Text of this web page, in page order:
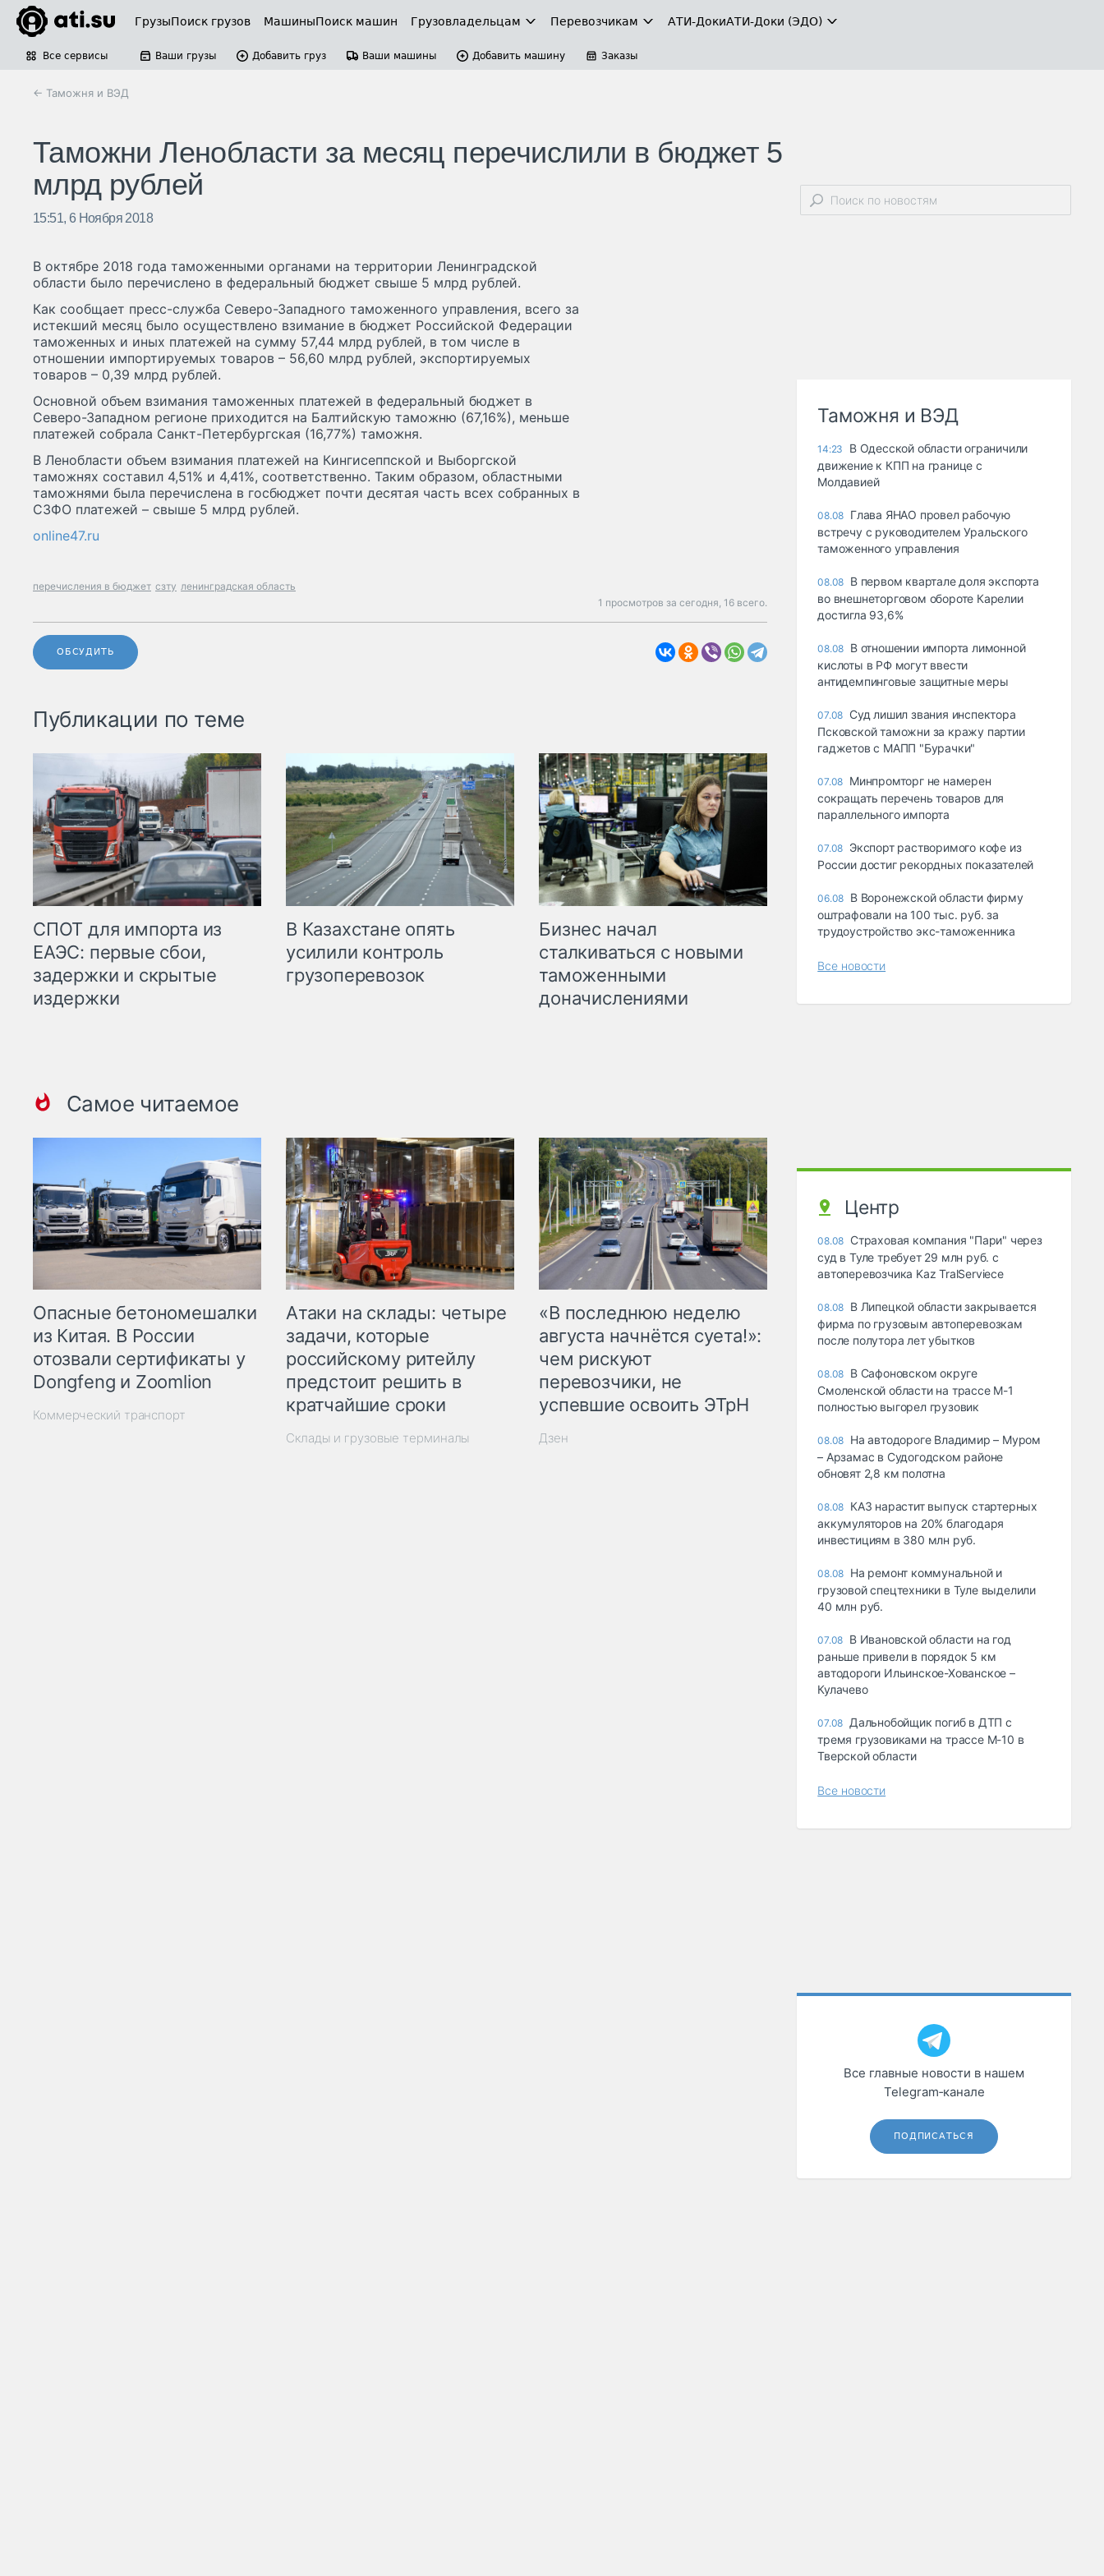
ГрузыПоиск грузов МашиныПоиск машин Грузовладельцам Перевозчикам АТИ-ДокиАТИ-Доки (ЭДО)
Все сервисы Ваши грузы Добавить груз Ваши машины Добавить машину Заказы
← Таможня и ВЭД
Таможни Ленобласти за месяц перечислили в бюджет 5
млрд рублей
15:51, 6 Ноября 2018
В октябре 2018 года таможенными органами на территории Ленинградской
области было перечислено в федеральный бюджет свыше 5 млрд рублей.
Как сообщает пресс-служба Северо-Западного таможенного управления, всего за
истекший месяц было осуществлено взимание в бюджет Российской Федерации
таможенных и иных платежей на сумму 57,44 млрд рублей, в том числе в
отношении импортируемых товаров – 56,60 млрд рублей, экспортируемых
товаров – 0,39 млрд рублей.
Основной объем взимания таможенных платежей в федеральный бюджет в
Северо-Западном регионе приходится на Балтийскую таможню (67,16%), меньше
платежей собрала Санкт-Петербургская (16,77%) таможня.
В Ленобласти объем взимания платежей на Кингисеппской и Выборгской
таможнях составил 4,51% и 4,41%, соответственно. Таким образом, областными
таможнями была перечислена в госбюджет почти десятая часть всех собранных в
СЗФО платежей – свыше 5 млрд рублей.
online47.ru
перечисления в бюджет сзту ленинградская область
1 просмотров за сегодня, 16 всего.
ОБСУДИТЬ
Публикации по теме
СПОТ для импорта из
ЕАЭС: первые сбои,
задержки и скрытые
издержки
В Казахстане опять
усилили контроль
грузоперевозок
Бизнес начал
сталкиваться с новыми
таможенными
доначислениями
Самое читаемое
Опасные бетономешалки
из Китая. В России
отозвали сертификаты у
Dongfeng и Zoomlion
Коммерческий транспорт
Атаки на склады: четыре
задачи, которые
российскому ритейлу
предстоит решить в
кратчайшие сроки
Склады и грузовые терминалы
«В последнюю неделю
августа начнётся суета!»:
чем рискуют
перевозчики, не
успевшие освоить ЭТрН
Дзен
Таможня и ВЭД
14:23
В Одесской области ограничили
движение к КПП на границе с
Молдавией
08.08 Глава ЯНАО провел рабочую
встречу с руководителем Уральского
таможенного управления
08.08 В первом квартале доля экспорта
во внешнеторговом обороте Карелии
достигла 93,6%
08.08 В отношении импорта лимонной
кислоты в РФ могут ввести
антидемпинговые защитные меры
07.08 Суд лишил звания инспектора
Псковской таможни за кражу партии
гаджетов с МАПП "Бурачки"
07.08 Минпромторг не намерен
сокращать перечень товаров для
параллельного импорта
07.08 Экспорт растворимого кофе из
России достиг рекордных показателей
06.08 В Воронежской области фирму
оштрафовали на 100 тыс. руб. за
трудоустройство экс-таможенника
Все новости
Центр
08.08 Страховая компания "Пари" через
суд в Туле требует 29 млн руб. с
автоперевозчика Kaz TralServiece
08.08 В Липецкой области закрывается
фирма по грузовым автоперевозкам
после полутора лет убытков
08.08 В Сафоновском округе
Смоленской области на трассе М-1
полностью выгорел грузовик
08.08 На автодороге Владимир – Муром
– Арзамас в Судогодском районе
обновят 2,8 км полотна
08.08 КАЗ нарастит выпуск стартерных
аккумуляторов на 20% благодаря
инвестициям в 380 млн руб.
08.08 На ремонт коммунальной и
грузовой спецтехники в Туле выделили
40 млн руб.
07.08 В Ивановской области на год
раньше привели в порядок 5 км
автодороги Ильинское-Хованское –
Кулачево
07.08 Дальнобойщик погиб в ДТП с
тремя грузовиками на трассе М-10 в
Тверской области
Все новости
Все главные новости в нашем
Telegram‑канале
ПОДПИСАТЬСЯ